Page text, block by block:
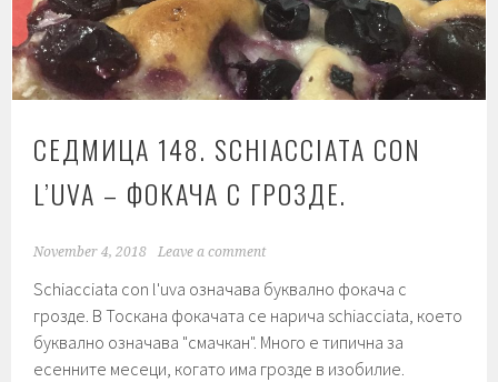
СЕДМИЦА 148. SCHIACCIATA CON
L’UVA – ФОКАЧА С ГРОЗДЕ.
November 4, 2018 Leave a comment
Schiacciata con l'uva означава буквално фокача с
грозде. В Тоскана фокачата се нарича schiacciata, което
буквално означава "смачкан". Много е типична за
есенните месеци, когато има грозде в изобилие.